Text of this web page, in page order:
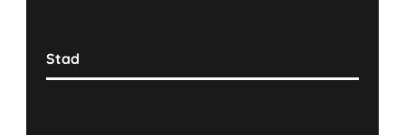
Stad